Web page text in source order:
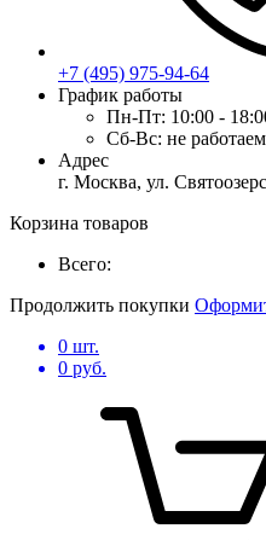
+7 (495) 975-94-64
График работы
Пн-Пт: 10:00 -
Сб-Вс: не работаем
Адрес
г. Москва, ул.
Корзина товаров
Всего:
Продолжить покупки
0 шт.
0 руб.